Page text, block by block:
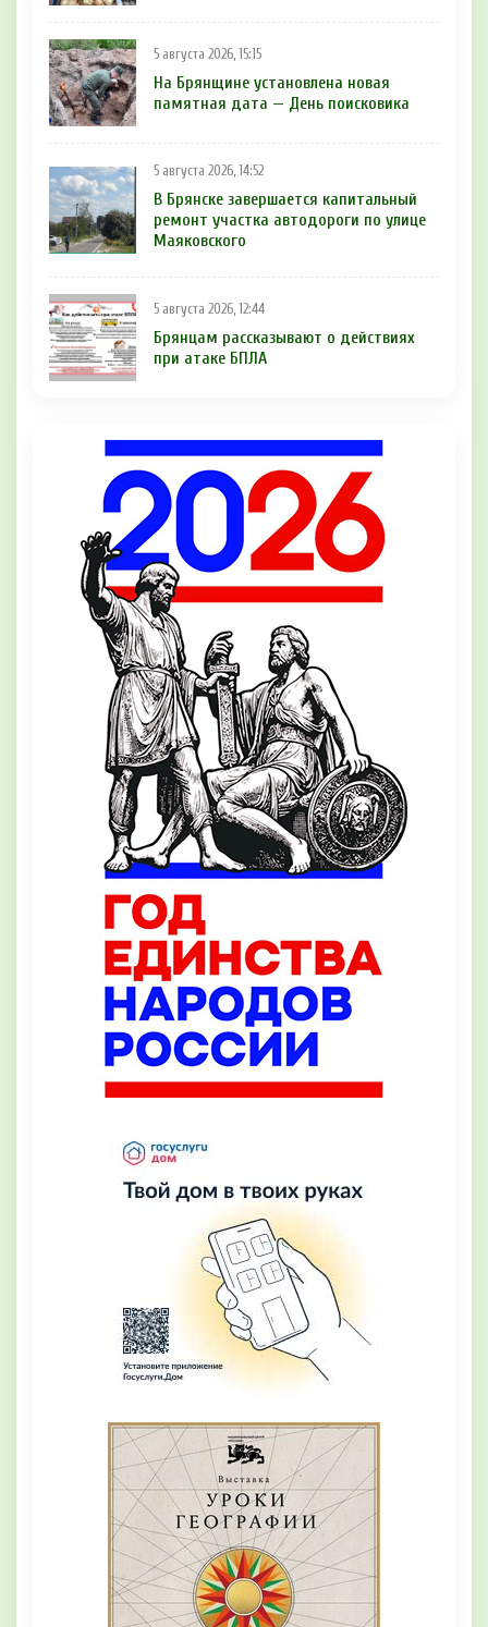
5 августа 2026, 15:15
На Брянщине установлена новая
памятная дата — День поисковика
5 августа 2026, 14:52
В Брянске завершается капитальный
ремонт участка автодороги по улице
Маяковского
5 августа 2026, 12:44
Брянцам рaссказывают о действиях
при атаке БПЛA